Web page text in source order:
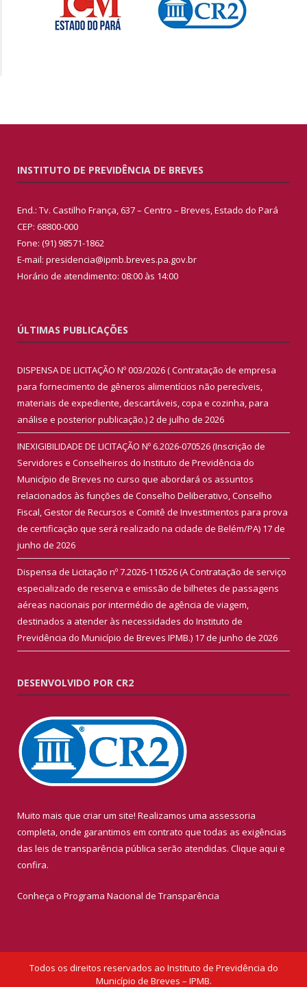
INSTITUTO DE PREVIDÊNCIA DE BREVES
End.: Tv. Castilho França, 637 – Centro – Breves, Estado do Pará
CEP: 68800-000
Fone: (91) 98571-1862
E-mail: presidencia@ipmb.breves.pa.gov.br
Horário de atendimento: 08:00 às 14:00
ÚLTIMAS PUBLICAÇÕES
DISPENSA DE LICITAÇÃO Nº 003/2026 ( Contratação de empresa
para fornecimento de gêneros alimentícios não perecíveis,
materiais de expediente, descartáveis, copa e cozinha, para
análise e posterior publicação.)2 de julho de 2026
INEXIGIBILIDADE DE LICITAÇÃO Nº 6.2026-070526 (Inscrição de
Servidores e Conselheiros do Instituto de Previdência do
Município de Breves no curso que abordará os assuntos
relacionados às funções de Conselho Deliberativo, Conselho
Fiscal, Gestor de Recursos e Comitê de Investimentos para prova
de certificação que será realizado na cidade de Belém/PA) 17 de
junho de 2026
Dispensa de Licitação nº 7.2026-110526 (A Contratação de serviço
especializado de reserva e emissão de bilhetes de passagens
aéreas nacionais por intermédio de agência de viagem,
destinados a atender às necessidades do Instituto de
Previdência do Município de Breves IPMB.) 17 de junho de 2026
DESENVOLVIDO POR CR2
Muito mais que criar um site! Realizamos uma assessoria
completa, onde garantimos em contrato que todas as exigências
das leis de transparência pública serão atendidas. Clique aqui e
confira.
Conheça o Programa Nacional de Transparência
Todos os direitos reservados ao Instituto de Previdência do
Município de Breves – IPMB.